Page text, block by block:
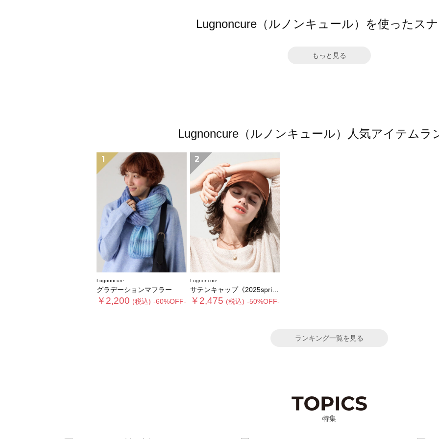
Lugnoncure（ルノンキュール）を使ったス
もっと見る
Lugnoncure（ルノンキュール）人気アイテムラ
1
Lugnoncure
グラデーションマフラー
￥2,200 (税込) -60%OFF-
2
Lugnoncure
サテンキャップ《2025spring catalog item》
￥2,475 (税込) -50%OFF-
ランキング一覧を見る
特集